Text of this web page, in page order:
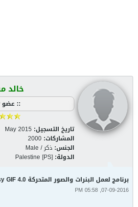
خالد
:: عضو VIP ::
تاريخ التسجيل: May 2015
المشاركات: 2000
الجنس: ذكر / Male
الدولة: Palestine [PS]
برنامج لعمل البنرات والصور المتحركة SoftDigi Easy GIF 4.0
07-09-2016, 05:58 PM